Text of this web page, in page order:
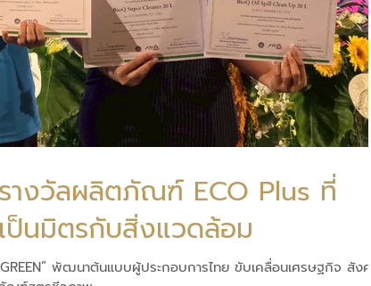
างวัลผลิตภัณฑ์ ECO Plus ที่
ป็นมิตรกับสิ่งแวดล้อม
พัฒนาต้นแบบผู้ประกอบการไทย ขับเคลื่อนเศรษฐกิจ สังคม